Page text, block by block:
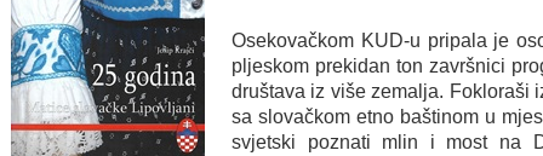
Osekovačkom KUD-u pripala je
pljeskom prekidan ton završnici
društava iz više zemalja. Fokloraši
sa slovačkom etno baštinom u
svjetski poznati mlin i most na